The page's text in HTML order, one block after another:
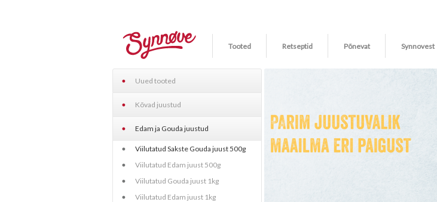
Tooted Retseptid Põnevat Synnovest
Uued tooted
Kõvad juustud
Edam ja Gouda juustud
Viilutatud Sakste Gouda juust 500g
Viilutatud Edam juust 500g
Viilutatud Gouda juust 1kg
Viilutatud Edam juust 1kg